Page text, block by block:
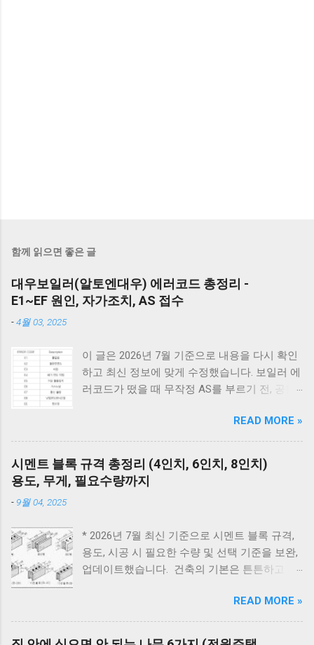
함께 읽으면 좋은 글
대우보일러(알토엔대우) 에러코드 총정리 -
E1~EF 원인, 자가조치, AS 접수
-4월 03, 2025
이 글은 2026년 7월 기준으로 내용을 다시 확인
하고 최신 정보에 맞게 수정했습니다. 보일러 에
러코드가 떴을 때 무작정 AS를 부르기 전, 공통
밸브가 열려 있는지, 2) 전원 플러그를 뽑았다가
5분 뒤 다시 꽂아보았는지(리셋), 3) 실내 온도
조절기의 설정이 올바른지 확인해보세요. 상세
코드는 아래에서 확인할 수 있습니다. E1부터 EF
까지 모든 대우보일러(알토엔대우) 에러코드의
드 E1~EF 원인과 해결법 (AS 전 자가점검, 수리
비) 🚨 잠깐! AS 부르기 전 이것만은 확인하세
요! 에러코드 E1 - 단수나 동파를 확인하세요.
드 E2 - 가스 밸브가 잠겨있지 않나요? 가스레인
지를 켜서 가스가 공급되는지 먼저 확인하세요.
리셋의 마법 - 코드를 뽑고 5분 뒤 다시 꽂는 것
READ MORE »
시멘트 블록 규격 총정리 (4인치, 6인치, 8인치)
용도, 무게, 필요수량까지
- 9월 04, 2025
* 2026년 7월 최신 기준으로 시멘트 블록 규격,
용도, 시공 시 필요한 수량 및 선택 기준을 보완,
업데이트했습니다. 건축의 기본은 튼튼하고 제
사용되는 시멘트 블록과 조적 벽돌은 건축물의
구조적 안정성과 내구성을 좌우하는 중요 스펙
입니다. 블록의 두께와 규격을 정확히 이해하면
READ MORE »